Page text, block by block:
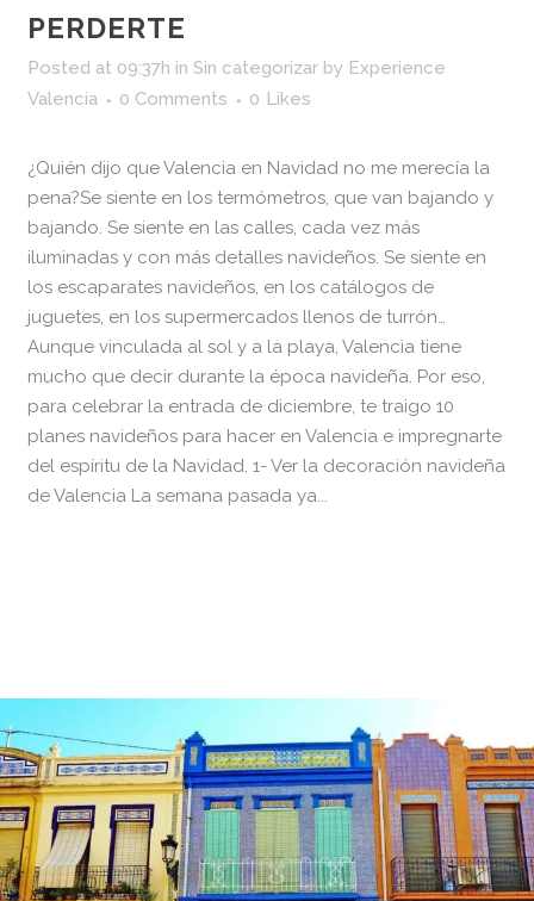
PERDERTE
Posted at 09:37h in Sin categorizar by Experience
Valencia
0 Comments 0 Likes
¿Quién dijo que Valencia en Navidad no me merecía la
pena?Se siente en los termómetros, que van bajando y
bajando. Se siente en las calles, cada vez más
iluminadas y con más detalles navideños. Se siente en
los escaparates navideños, en los catálogos de
juguetes, en los supermercados llenos de turrón…
Aunque vinculada al sol y a la playa, Valencia tiene
mucho que decir durante la época navideña. Por eso,
para celebrar la entrada de diciembre, te traigo 10
planes navideños para hacer en Valencia e impregnarte
del espíritu de la Navidad. 1- Ver la decoración navideña
de Valencia La semana pasada ya...